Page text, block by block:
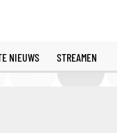
NIEUWS STREAMEN